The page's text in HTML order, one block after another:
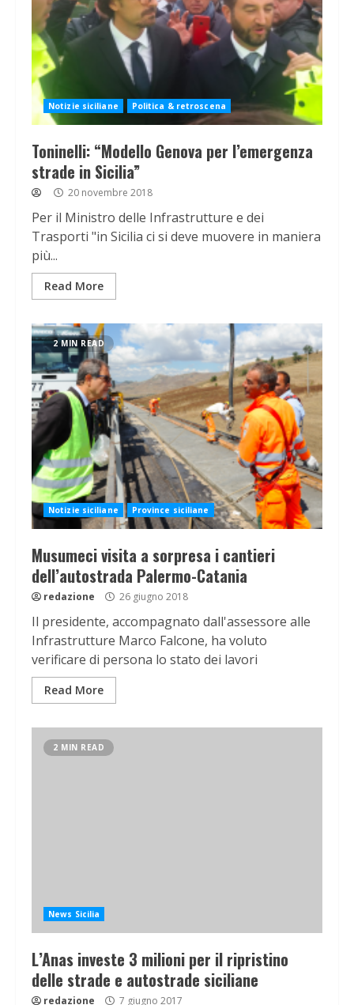
Notizie siciliane Politica & retroscena
Toninelli: “Modello Genova per l’emergenza
strade in Sicilia”
20 novembre 2018
Per il Ministro delle Infrastrutture e dei
Trasporti "in Sicilia ci si deve muovere in maniera
più...
Read More
2 MIN READ
Notizie siciliane Province siciliane
Musumeci visita a sorpresa i cantieri
dell’autostrada Palermo-Catania
redazione 26 giugno 2018
Il presidente, accompagnato dall'assessore alle
Infrastrutture Marco Falcone, ha voluto
verificare di persona lo stato dei lavori
Read More
2 MIN READ
News Sicilia
L’Anas investe 3 milioni per il ripristino
delle strade e autostrade siciliane
redazione 7 giugno 2017